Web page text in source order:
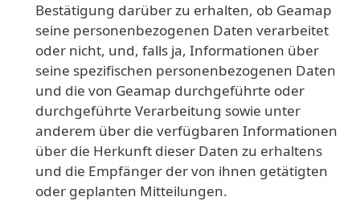
Bestätigung darüber zu erhalten, ob Geamap
seine personenbezogenen Daten verarbeitet
oder nicht, und, falls ja, Informationen über
seine spezifischen personenbezogenen Daten
und die von Geamap durchgeführte oder
durchgeführte Verarbeitung sowie unter
anderem über die verfügbaren Informationen
über die Herkunft dieser Daten zu erhaltens
und die Empfänger der von ihnen getätigten
oder geplanten Mitteilungen.